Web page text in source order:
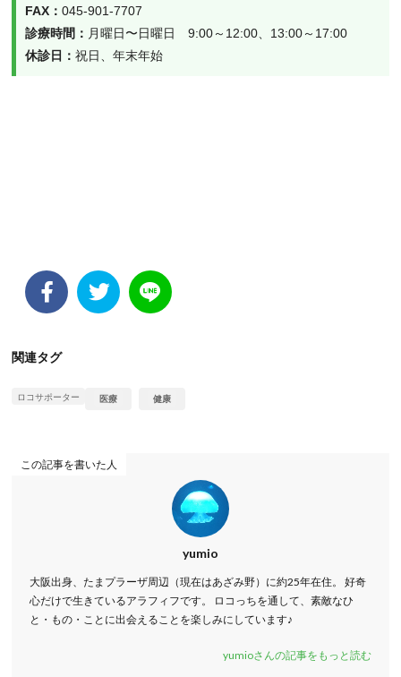
FAX：045-901-7707
診療時間： 月曜日〜日曜日　9:00～12:00、13:00～17:00
休診日：祝日、年末年始
関連タグ
ロコサポーター 医療 健康
この記事を書いた人
yumio
大阪出身、たまプラーザ周辺（現在はあざみ野）に約25年在住。 好奇
心だけで生きているアラフィフです。 ロコっちを通して、素敵なひ
と・もの・ことに出会えることを楽しみにしています♪
yumioさんの記事をもっと読む